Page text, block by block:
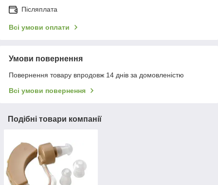
Післяплата
Всі умови оплати
Умови повернення
Повернення товару впродовж 14 днів за домовленістю
Всі умови повернення
Подібні товари компанії